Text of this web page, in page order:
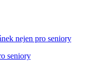
nejen pro seniory